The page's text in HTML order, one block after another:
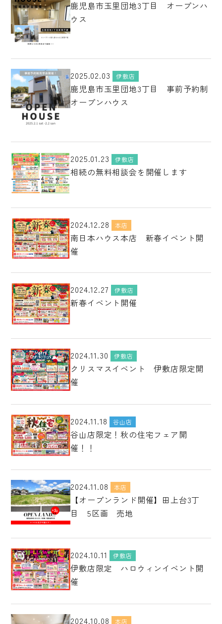
鹿児島市玉里団地3丁目 オープンハ
ウス
2025.02.03 伊敷店
鹿児島市玉里団地3丁目 事前予約制
オープンハウス
2025.01.23 伊敷店
相続の無料相談会を開催します
2024.12.28 本店
南日本ハウス本店 新春イベント開
催
2024.12.27 伊敷店
新春イベント開催
2024.11.30 伊敷店
クリスマスイベント 伊敷店限定開
催
2024.11.18 谷山店
谷山店限定！秋の住宅フェア開
催！！
2024.11.08 本店
【オープンランド開催】田上台3丁
目 5区画 売地
2024.10.11 伊敷店
伊敷店限定 ハロウィンイベント開
催
2024.10.08 本店